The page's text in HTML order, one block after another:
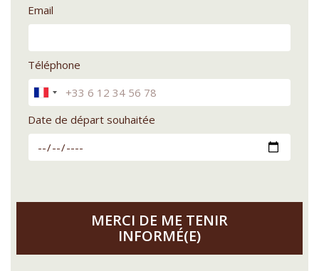
Email
Téléphone
Date de départ souhaitée
MERCI DE ME TENIR
INFORMÉ(E)